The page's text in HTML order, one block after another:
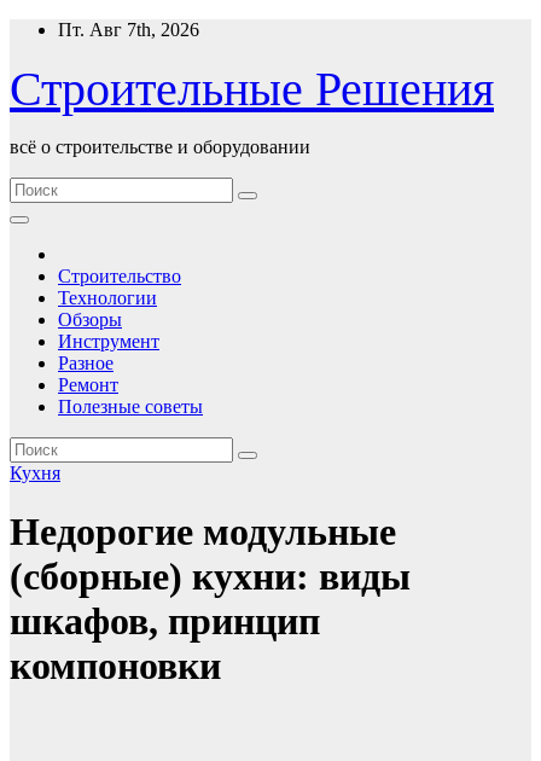
Перейти
содержимому
Пт. Авг 7th, 2026
Строительные Решения
всё о строительстве и оборудовании
Строительство
Технологии
Обзоры
Инструмент
Разное
Ремонт
Полезные советы
Кухня
Недорогие модульные
(сборные) кухни: виды
шкафов, принцип
компоновки